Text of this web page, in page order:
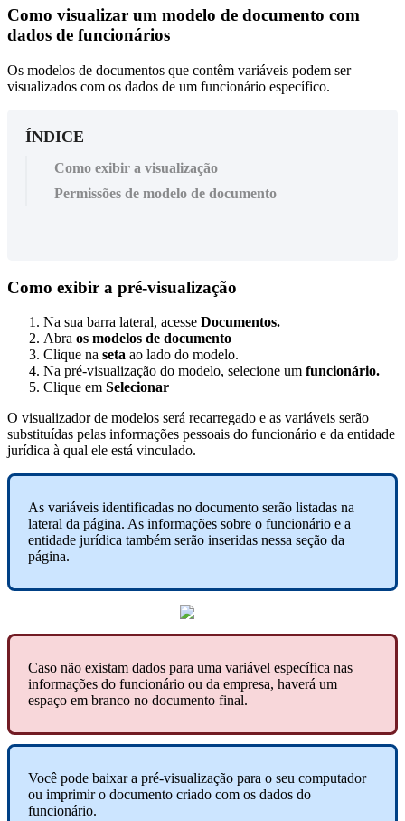
Como visualizar um modelo de documento com
dados de funcionários
Os modelos de documentos que contêm variáveis podem ser
visualizados com os dados de um funcionário específico.
ÍNDICE
Como exibir a visualização
Permissões de modelo de documento
Como exibir a pré-visualização
Na sua barra lateral, acesse Documentos.
Abra os modelos de documento
Clique na seta ao lado do modelo.
Na pré-visualização do modelo, selecione um funcionário.
Clique em Selecionar
O visualizador de modelos será recarregado e as variáveis serão
substituídas pelas informações pessoais do funcionário e da entidade
jurídica à qual ele está vinculado.
As variáveis identificadas no documento serão listadas na
lateral da página. As informações sobre o funcionário e a
entidade jurídica também serão inseridas nessa seção da
página.
Caso não existam dados para uma variável específica nas
informações do funcionário ou da empresa, haverá um
espaço em branco no documento final.
Você pode baixar a pré-visualização para o seu computador
ou imprimir o documento criado com os dados do
funcionário.